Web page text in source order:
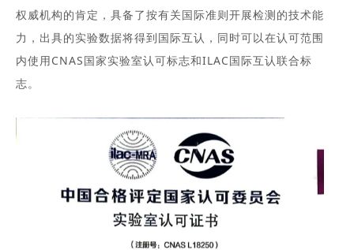
权威机构的肯定，具备了按有关国际准则开展检测的技术能
力，出具的实验数据将得到国际互认，同时可以在认可范围
内使用CNAS国家实验室认可标志和ILAC国际互认联合标
志。